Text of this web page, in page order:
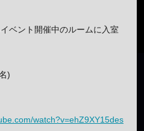
ベント開催中のルームに入室
)
watch?v=ehZ9XY15des